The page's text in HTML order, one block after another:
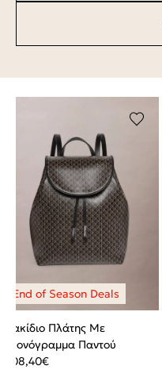
Σακίδιο Πλάτης Με
Μονόγραμμα Παντού
108,40€